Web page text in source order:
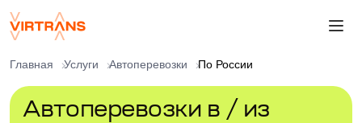
Главная Услуги Автоперевозки По России
Автоперевозки в / из